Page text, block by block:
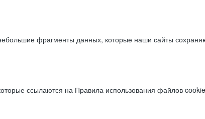
фрагменты данных, которые наши сайты
ссылаются на Правила использования файлов